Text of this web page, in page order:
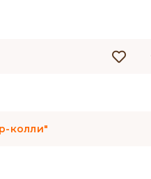
колли"